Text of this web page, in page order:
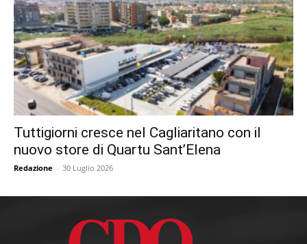
Tuttigiorni cresce nel Cagliaritano con il
nuovo store di Quartu Sant’Elena
Redazione - 30 Luglio 2026